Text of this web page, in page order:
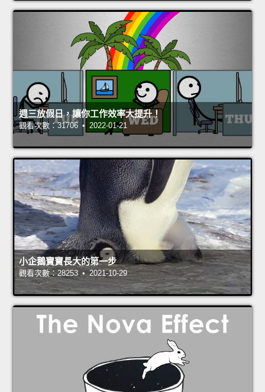
週三放假日，讓你工作效率大提升！
觀看次數：31706 • 2022-01-21
小企鵝寶寶長大的第一步
觀看次數：28253 • 2021-10-29